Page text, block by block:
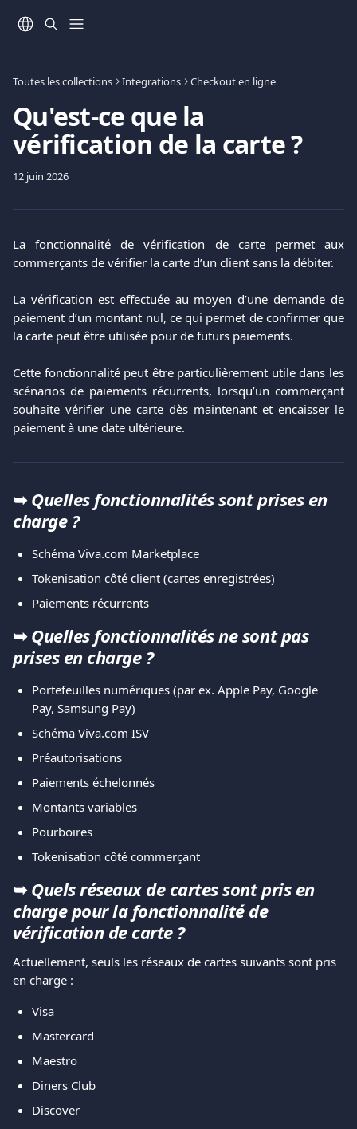
Toutes les collections Integrations Checkout en ligne
Qu'est-ce que la
vérification de la carte ?
12 juin 2026
La fonctionnalité de vérification de carte permet aux
commerçants de vérifier la carte d’un client sans la débiter.
La vérification est effectuée au moyen d’une demande de
paiement d’un montant nul, ce qui permet de confirmer que
la carte peut être utilisée pour de futurs paiements.
Cette fonctionnalité peut être particulièrement utile dans les
scénarios de paiements récurrents, lorsqu’un commerçant
souhaite vérifier une carte dès maintenant et encaisser le
paiement à une date ultérieure.
➥ Quelles fonctionnalités sont prises en
charge ?
Schéma Viva.com Marketplace
Tokenisation côté client (cartes enregistrées)
Paiements récurrents
➥ Quelles fonctionnalités ne sont pas
prises en charge ?
Portefeuilles numériques (par ex. Apple Pay, Google
Pay, Samsung Pay)
Schéma Viva.com ISV
Préautorisations
Paiements échelonnés
Montants variables
Pourboires
Tokenisation côté commerçant
➥ Quels réseaux de cartes sont pris en
charge pour la fonctionnalité de
vérification de carte ?
Actuellement, seuls les réseaux de cartes suivants sont pris
en charge :
Visa
Mastercard
Maestro
Diners Club
Discover